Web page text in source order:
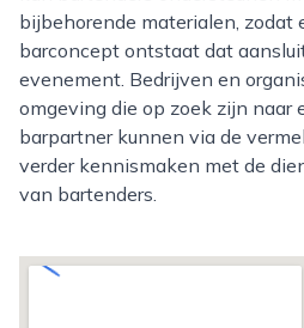
bijbehorende materialen, zodat
barconcept ontstaat dat
evenement. Bedrijven en
omgeving die op zoek zijn naar
barpartner kunnen via de
verder kennismaken met de
van bartenders.